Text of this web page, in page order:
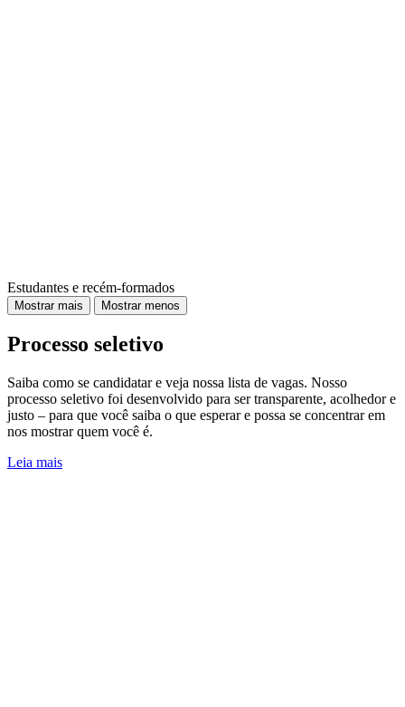
Estudantes e recém-formados
Mostrar mais Mostrar menos
Processo seletivo
Saiba como se candidatar e veja nossa lista de vagas. Nosso
processo seletivo foi desenvolvido para ser transparente, acolhedor e
justo – para que você saiba o que esperar e possa se concentrar em
nos mostrar quem você é.
Leia mais